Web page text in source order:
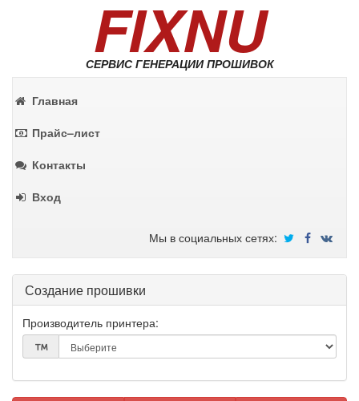
FIXNU
СЕРВИС ГЕНЕРАЦИИ ПРОШИВОК
Главная
Прайс–лист
Контакты
Вход
Мы в социальных сетях:
Создание прошивки
Производитель принтера: